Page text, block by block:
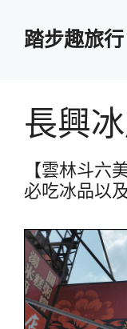
踏步趣旅行
長興
【雲林斗六
必吃冰品以